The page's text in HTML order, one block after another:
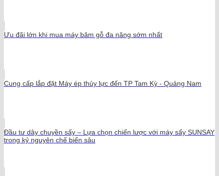
Ưu đãi lớn khi mua máy băm gỗ đa năng sớm nhất
Cung cấp lắp đặt Máy ép thủy lực đến TP Tam Kỳ - Quảng Nam
Đầu tư dây chuyền sấy – Lựa chọn chiến lược với máy sấy SUNSAY
trong kỷ nguyên chế biến sâu